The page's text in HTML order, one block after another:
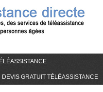
DEVIS GRATUIT TÉLÉASSISTANCE